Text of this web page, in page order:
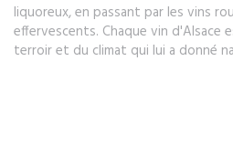
liquoreux, en passant par les vins
effervescents. Chaque vin d'Alsace
terroir et du climat qui lui a donné